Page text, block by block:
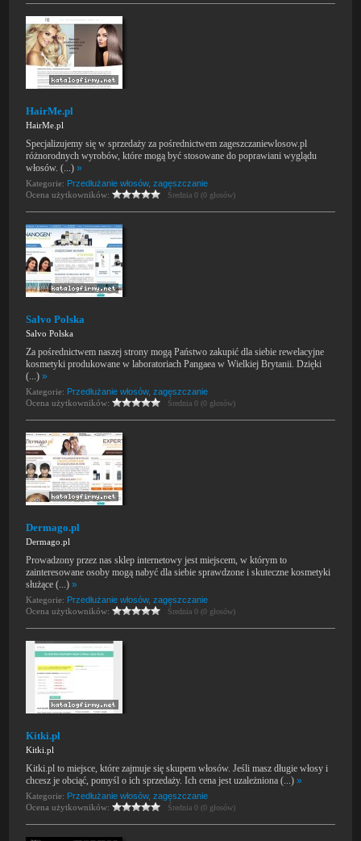
HairMe.pl
HairMe.pl
Specjalizujemy się w sprzedaży za pośrednictwem zageszczaniewlosow.pl
różnorodnych wyrobów, które mogą być stosowane do poprawiani wyglądu
włosów. (...)»
Kategorie: Przedłużanie włosów, zagęszczanie
Ocena użytkowników:
Średnia 0 (0 głosów)
Salvo Polska
Salvo Polska
Za pośrednictwem naszej strony mogą Państwo zakupić dla siebie rewelacyjne
kosmetyki produkowane w laboratoriach Pangaea w Wielkiej Brytanii. Dzięki
(...)»
Kategorie: Przedłużanie włosów, zagęszczanie
Ocena użytkowników:
Średnia 0 (0 głosów)
Dermago.pl
Dermago.pl
Prowadzony przez nas sklep internetowy jest miejscem, w którym to
zainteresowane osoby mogą nabyć dla siebie sprawdzone i skuteczne kosmetyki
służące (...)»
Kategorie: Przedłużanie włosów, zagęszczanie
Ocena użytkowników:
Średnia 0 (0 głosów)
Kitki.pl
Kitki.pl
Kitki.pl to miejsce, które zajmuje się skupem włosów. Jeśli masz długie włosy i
chcesz je obciąć, pomyśl o ich sprzedaży. Ich cena jest uzależniona (...)»
Kategorie: Przedłużanie włosów, zagęszczanie
Ocena użytkowników:
Średnia 0 (0 głosów)